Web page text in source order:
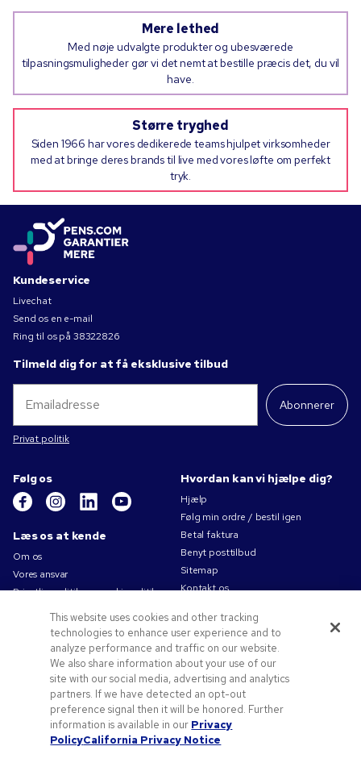
Mere lethed
Med nøje udvalgte produkter og ubesværede
tilpasningsmuligheder gør vi det nemt at bestille præcis det, du vil
have.
Større tryghed
Siden 1966 har vores dedikerede teams hjulpet virksomheder
med at bringe deres brands til live med vores løfte om perfekt
tryk.
Kundeservice
Livechat
Send os en e-mail
Ring til os på 38322826
Tilmeld dig for at få eksklusive tilbud
Abonnerer
Privat politik
Følg os
Læs os at kende
Om os
Vores ansvar
Privatlivspolitik og cookiepolitik
Brugsvilkår
Salgsbetingelser
Karriere i Pens.com
Tilbud og ressourcer
Reklameartikler
Rabatkoder og -kuponer
Logoideer
Hvordan kan vi hjælpe dig?
Hjælp
Følg min ordre / bestil igen
Betal faktura
Benyt posttilbud
Sitemap
Kontakt os
This website uses cookies and other tracking
technologies to enhance user experience and to
analyze performance and traffic on our website.
We also share information about your use of our
site with our social media, advertising and analytics
partners. If we have detected an opt-out
preference signal then it will be honored. Further
information is available in our Privacy
PolicyCalifornia Privacy Notice